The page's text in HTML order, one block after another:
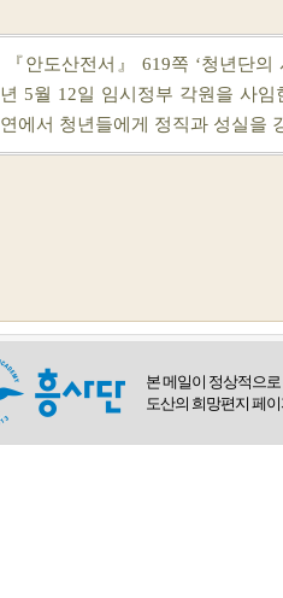
『안도산전서』 619쪽 ‘청년단
년 5월 12일 임시정부 각원을 사
연에서 청년들에게 정직과 성실을
본 메일이 정상적으
도산의 희망편지 페